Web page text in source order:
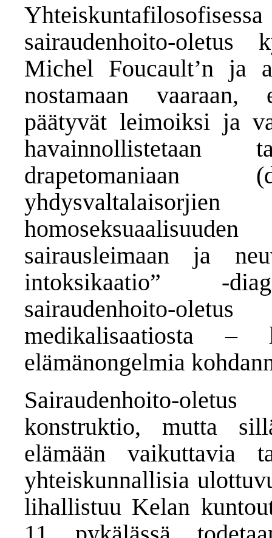
sairaudenhoito-
Michel Foucault’n ja
nostamaan vaaraan,
päätyvät leimoiksi ja
havainnollistetaan
drapetomaniaan
yhdysvaltalaisorjien
sairausleimaan ja
intoksikaatio” -
sairaudenhoito-
medikalisaatiosta –
elämänongelmia
Sairaudenhoito-
konstruktio, mutta
elämään vaikuttavia
yhteiskunnallisia
lihallistuu Kelan